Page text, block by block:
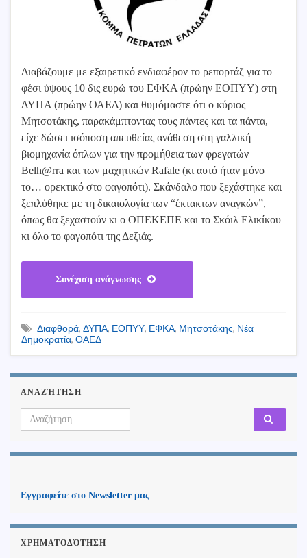
Διαβάζουμε με εξαιρετικό ενδιαφέρον το ρεπορτάζ για το
φέσι ύψους 10 δις ευρώ του ΕΦΚΑ (πρώην ΕΟΠΥΥ) στη
ΔΥΠΑ (πρώην ΟΑΕΔ) και θυμόμαστε ότι ο κύριος
Μητσοτάκης, παρακάμπτοντας τους πάντες και τα πάντα,
είχε δώσει ισόποση απευθείας ανάθεση στη γαλλική
βιομηχανία όπλων για την προμήθεια των φρεγατών
Belh@rra και των μαχητικών Rafale (κι αυτό ήταν μόνο
το… ορεκτικό στο φαγοπότι). Σκάνδαλο που ξεχάστηκε και
ξεπλύθηκε με τη δικαιολογία των “έκτακτων αναγκών”,
όπως θα ξεχαστούν κι ο ΟΠΕΚΕΠΕ και το Σκόιλ Ελικίκου
κι όλο το φαγοπότι της Δεξιάς.
Συνέχιση ανάγνωσης
Διαφθορά, ΔΥΠΑ, ΕΟΠΥΥ, ΕΦΚΑ, Μητσοτάκης, Νέα
Δημοκρατία, ΟΑΕΔ
ΑΝΑΖΉΤΗΣΗ
Search for:
Εγγραφείτε στο Newsletter μας
ΧΡΗΜΑΤΟΔΌΤΗΣΗ